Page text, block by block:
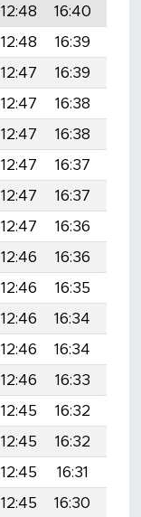
12:48 16:40
12:48 16:39
12:47 16:39
12:47 16:38
12:47 16:38
12:47 16:37
12:47 16:37
12:47 16:36
12:46 16:36
12:46 16:35
12:46 16:34
12:46 16:34
12:46 16:33
12:45 16:32
12:45 16:32
12:45 16:31
12:45 16:30